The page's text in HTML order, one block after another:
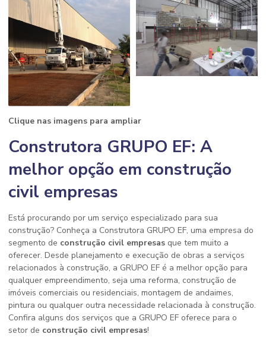
Clique nas imagens para ampliar
Construtora GRUPO EF: A
melhor opção em construção
civil empresas
Está procurando por um serviço especializado para sua
construção? Conheça a Construtora GRUPO EF, uma empresa do
segmento de construção civil empresas que tem muito a
oferecer. Desde planejamento e execução de obras a serviços
relacionados à construção, a GRUPO EF é a melhor opção para
qualquer empreendimento, seja uma reforma, construção de
imóveis comerciais ou residenciais, montagem de andaimes,
pintura ou qualquer outra necessidade relacionada à construção.
Confira alguns dos serviços que a GRUPO EF oferece para o
setor de construção civil empresas!